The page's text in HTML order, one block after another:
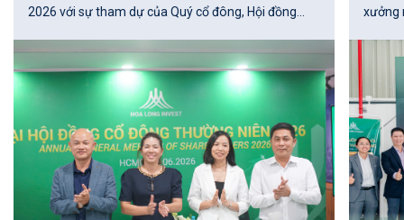
2026 với sự tham dự của Quý cổ đông, Hội đồng
khách mời.
xưởng